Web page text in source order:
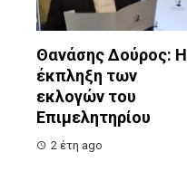
Θανάσης Δούρος: Η
έκπληξη των
εκλογών του
Επιμελητηρίου
2 έτη ago